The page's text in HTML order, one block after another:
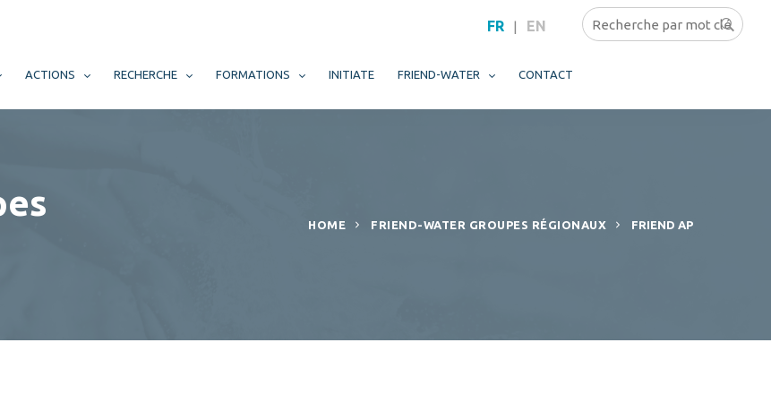
FR | EN
ACTIONS RECHERCHE FORMATIONS INITIATE FRIEND-WATER CONTACT
HOME FRIEND-WATER GROUPES RÉGIONAUX FRIEND AP